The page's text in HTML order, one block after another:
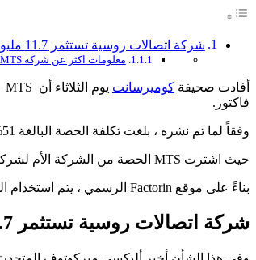
شركة اتصالات روسية تستثمر 11.7 مليون دولار في شركة بلوكشين
معلومات اكثر عن شركة MTS
أفادت صحيفة كوميرسانت
فاكتور.
وفقاً لما تم نشره ، بلغت تكلفة الحصة البالغة 51% حوالي 11.7 مليون دولار.
حيث اشترت MTS الحصة من الشركة الأم لشركة Factorin أي من الصندوق الاستثماري Digital Horizon ، الذي يحتفظ بحصة 25%، و تبعاً للمصدر يحتفظ فريق Factorin بالباقي.
بناءً على موقع Factorin الرسمي ، يتم استخدام المنصة من قبل 41 بنك وشركة في روسيا، حيث يتم تنفيذ 230 مليون دولار من الصفقات كل شهر.
شركة اتصالات روسية تستثمر 11.7 مليون دولار في شركة بلوكشين